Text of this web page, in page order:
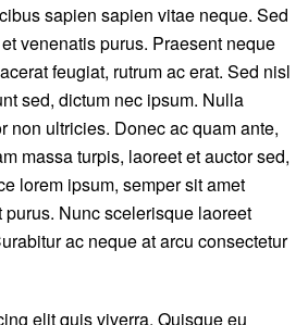
sapien sapien vitae neque. Sed
venenatis purus. Praesent neque
feugiat, rutrum ac erat. Sed nisl
sed, dictum nec ipsum. Nulla
non ultricies. Donec ac quam ante,
massa turpis, laoreet et auctor sed,
lorem ipsum, semper sit amet
Nunc scelerisque laoreet
ac neque at arcu consectetur
elit quis viverra. Quisque eu